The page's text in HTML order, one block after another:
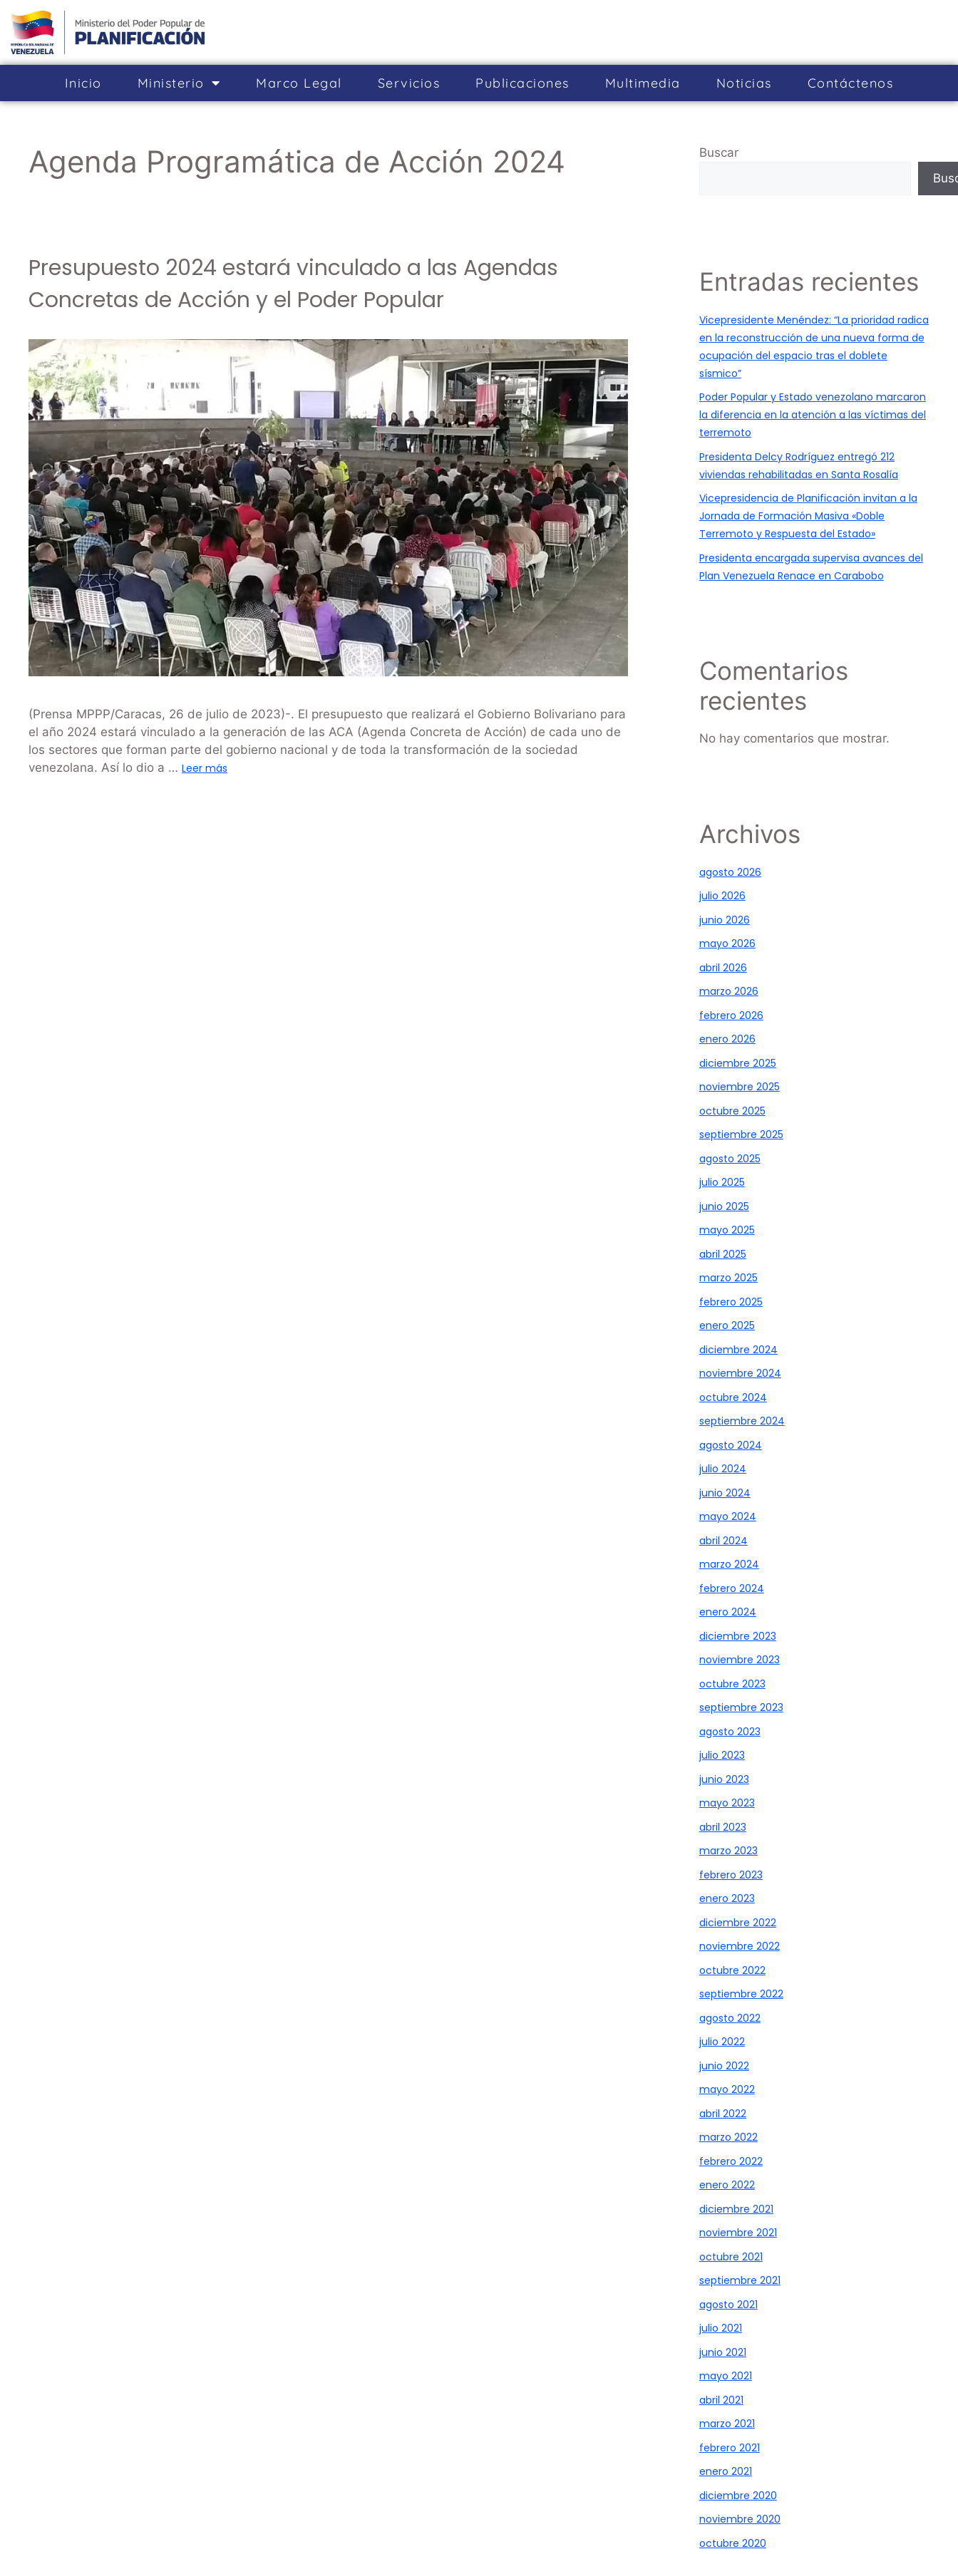
Inicio Ministerio Marco Legal Servicios Publicaciones Multimedia Noticias Cont­áctenos
Agenda Programática de Acción 2024
Presupuesto 2024 estará vinculado a las Agendas
Concretas de Acción y el Poder Popular
(Prensa MPPP/Caracas, 26 de julio de 2023)-. El presupuesto que realizará el Gobierno Bolivariano para
el año 2024 estará vinculado a la generación de las ACA (Agenda Concreta de Acción) de cada uno de
los sectores que forman parte del gobierno nacional y de toda la transformación de la sociedad
venezolana. Así lo dio a … Leer más
Buscar
Entradas recientes
Vicepresidente Menéndez: “La prioridad radica
en la reconstrucción de una nueva forma de
ocupación del espacio tras el doblete
sísmico”
Poder Popular y Estado venezolano marcaron
la diferencia en la atención a las víctimas del
terremoto
Presidenta Delcy Rodríguez entregó 212
viviendas rehabilitadas en Santa Rosalía
Vicepresidencia de Planificación invitan a la
Jornada de Formación Masiva «Doble
Terremoto y Respuesta del Estado»
Presidenta encargada supervisa avances del
Plan Venezuela Renace en Carabobo
Comentarios
recientes
No hay comentarios que mostrar.
Archivos
agosto 2026
julio 2026
junio 2026
mayo 2026
abril 2026
marzo 2026
febrero 2026
enero 2026
diciembre 2025
noviembre 2025
octubre 2025
septiembre 2025
agosto 2025
julio 2025
junio 2025
mayo 2025
abril 2025
marzo 2025
febrero 2025
enero 2025
diciembre 2024
noviembre 2024
octubre 2024
septiembre 2024
agosto 2024
julio 2024
junio 2024
mayo 2024
abril 2024
marzo 2024
febrero 2024
enero 2024
diciembre 2023
noviembre 2023
octubre 2023
septiembre 2023
agosto 2023
julio 2023
junio 2023
mayo 2023
abril 2023
marzo 2023
febrero 2023
enero 2023
diciembre 2022
noviembre 2022
octubre 2022
septiembre 2022
agosto 2022
julio 2022
junio 2022
mayo 2022
abril 2022
marzo 2022
febrero 2022
enero 2022
diciembre 2021
noviembre 2021
octubre 2021
septiembre 2021
agosto 2021
julio 2021
junio 2021
mayo 2021
abril 2021
marzo 2021
febrero 2021
enero 2021
diciembre 2020
noviembre 2020
octubre 2020